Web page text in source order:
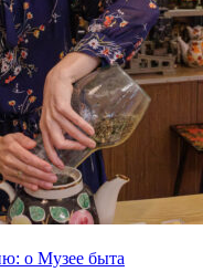
о Музее быта